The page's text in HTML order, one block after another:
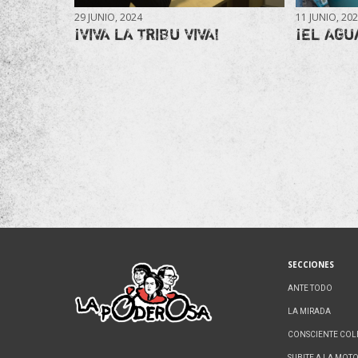
29 JUNIO, 2024
¡VIVA LA TRIBU VIVA!
11 JUNIO,
¡EL
SECCIONES
ANTE TODO
LA MIRADA
CONSCIENTE